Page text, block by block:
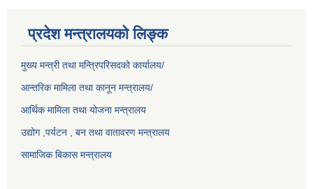
प्रदेश मन्त्रालयको लिङ्क
मुख्य मन्त्री तथा मन्त्रिपरिसदको कार्यालय/
आन्तरिक मामिला तथा कानून मन्त्रालय/
आर्थिक मामिला तथा योजना मन्त्रालय
उद्योग ,पर्यटन , बन तथा वातावरण मन्त्रालय
सामाजिक बिकास मन्त्रालय